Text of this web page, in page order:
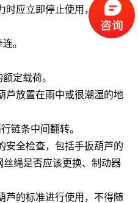
时应立即停止使用，并进行
。
定载荷。
芦放置在雨中或很潮湿的地
链条中间翻转。
安全检查，包括手扳葫芦的
绳是否应该更换、制动器
芦的标准进行使用，不得随